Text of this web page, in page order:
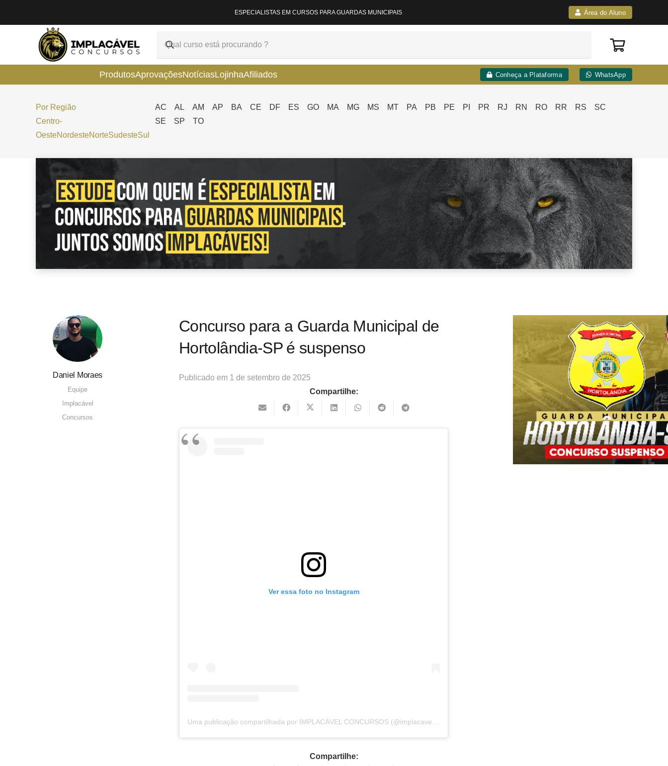
ESPECIALISTAS EM CURSOS PARA GUARDAS MUNICIPAIS Área do Aluno
ProdutosAprovaçõesNotíciasLojinhaAfiliados Conheça a Plataforma WhatsApp
Por Região
Centro-
OesteNordesteNorteSudesteSul
AC AL AM AP BA CE DF ES GO MA MG MS MT PA PB PE PI PR RJ RN RO RR RS
SC
SE
SP TO
Daniel Moraes
Equipe
Implacável
Concursos
Concurso para a Guarda Municipal de
Hortolândia-SP é suspenso
Publicado em 1 de setembro de 2025
Compartilhe:
Ver essa foto no Instagram
Compartilhe: